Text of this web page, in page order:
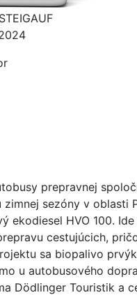
prepravnej
sezóny v oblasti
ekodiesel HVO 100.
cestujúcich,
sa biopalivo
u autobusového
Dödlinger Touristik a